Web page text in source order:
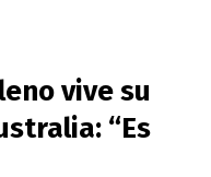
vive su
“Es